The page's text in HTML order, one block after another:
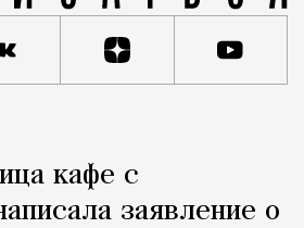
кафе с
заявление о